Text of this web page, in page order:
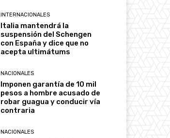
INTERNACIONALES
Italia mantendrá la
suspensión del Schengen
con España y dice que no
acepta ultimátums
NACIONALES
Imponen garantía de 10 mil
pesos a hombre acusado de
robar guagua y conducir vía
contraria
NACIONALES